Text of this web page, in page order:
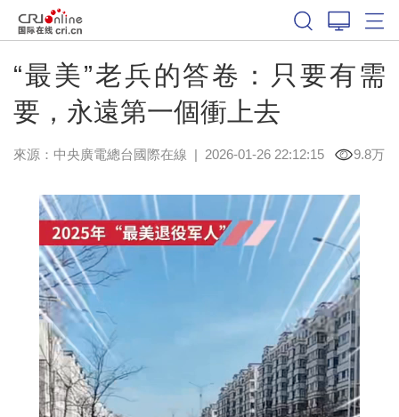
“最美”老兵的答卷：只要有需
要，永遠第一個衝上去
來源：中央廣電總台國際在線 | 2026-01-26 22:12:15 9.8万